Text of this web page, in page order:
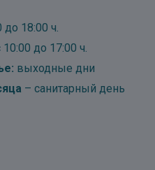
до 18:00 ч.
10:00 до 17:00 ч.
выходные дни
– санитарный день